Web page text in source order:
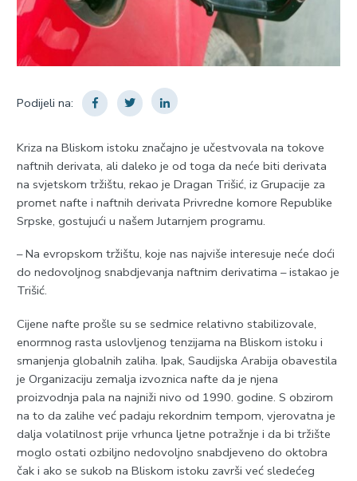
Podijeli na:
Kriza na Bliskom istoku značajno je učestvovala na tokove
naftnih derivata, ali daleko je od toga da neće biti derivata
na svjetskom tržištu, rekao je Dragan Trišić, iz Grupacije za
promet nafte i naftnih derivata Privredne komore Republike
Srpske, gostujući u našem Јutarnjem programu.
– Na evropskom tržištu, koje nas najviše interesuje neće doći
do nedovoljnog snabdjevanja naftnim derivatima – istakao je
Trišić.
Cijene nafte prošle su se sedmice relativno stabilizovale,
enormnog rasta uslovljenog tenzijama na Bliskom istoku i
smanjenja globalnih zaliha. Ipak, Saudijska Arabija obavestila
je Organizaciju zemalja izvoznica nafte da je njena
proizvodnja pala na najniži nivo od 1990. godine. S obzirom
na to da zalihe već padaju rekordnim tempom, vjerovatna je
dalja volatilnost prije vrhunca ljetne potražnje i da bi tržište
moglo ostati ozbiljno nedovoljno snabdjeveno do oktobra
čak i ako se sukob na Bliskom istoku završi već sledećeg